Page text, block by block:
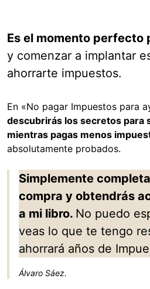
Es el momento perfecto
y comenzar a implantar
ahorrarte impuestos.
En «No pagar Impuestos para
descubrirás los secretos para
mientras pagas menos
absolutamente probados.
Simplemente
compra y obtendrás
a mi libro. No puedo
veas lo que te tengo
ahorrará años de
Álvaro Sáez.